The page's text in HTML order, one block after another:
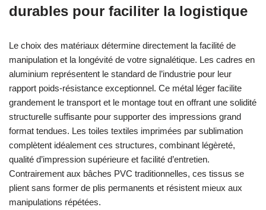
durables pour faciliter la logistique
Le choix des matériaux détermine directement la facilité de
manipulation et la longévité de votre signalétique. Les cadres en
aluminium représentent le standard de l’industrie pour leur
rapport poids-résistance exceptionnel. Ce métal léger facilite
grandement le transport et le montage tout en offrant une solidité
structurelle suffisante pour supporter des impressions grand
format tendues. Les toiles textiles imprimées par sublimation
complètent idéalement ces structures, combinant légèreté,
qualité d’impression supérieure et facilité d’entretien.
Contrairement aux bâches PVC traditionnelles, ces tissus se
plient sans former de plis permanents et résistent mieux aux
manipulations répétées.